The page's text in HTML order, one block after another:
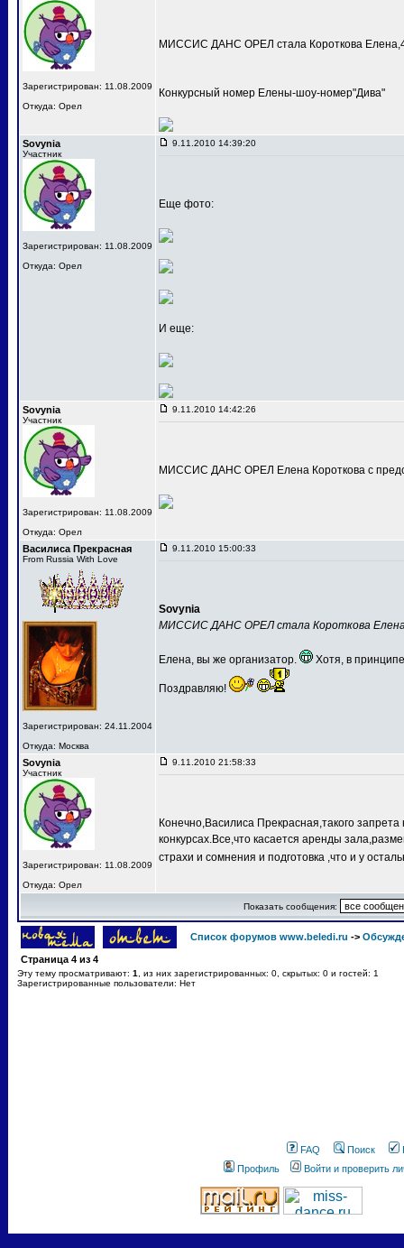
Зарегистрирован: 11.08.2009
Откуда: Орел
МИССИС ДАНС ОРЕЛ стала Короткова
Конкурсный номер Елены-шоу-номер"Дива"
Sovynia
Участник
Зарегистрирован: 11.08.2009
Откуда: Орел
9.11.2010 14:39:20
Еще фото:
И еще:
Sovynia
Участник
Зарегистрирован: 11.08.2009
Откуда: Орел
9.11.2010 14:42:26
МИССИС ДАНС ОРЕЛ Елена Короткова с
Василиса Прекрасная
From Russia With Love
Зарегистрирован: 24.11.2004
Откуда: Москва
9.11.2010 15:00:33
Sovynia
МИССИС ДАНС ОРЕЛ стала Короткова
Елена, вы же организатор. Хотя, в
Поздравляю!
Sovynia
Участник
Зарегистрирован: 11.08.2009
Откуда: Орел
9.11.2010 21:58:33
Конечно,Василиса Прекрасная,такого
конкурсах.Все,что касается аренды
страхи и сомнения и подготовка ,что и у
Показать сообщения:
Список форумов www.beledi.ru ->
Страница 4 из 4
Эту тему просматривают: 1
, из них зарегистрированных: 0, скрытых: 0 и гостей: 1
Зарегистрированные пользователи: Нет
FAQ Поиск
Профиль
Войти и проверить